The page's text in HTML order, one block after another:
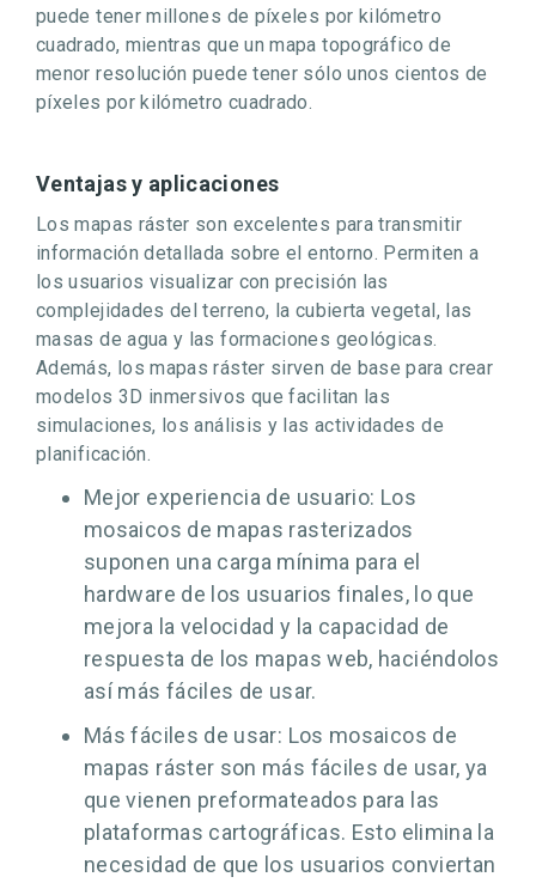
puede tener millones de píxeles por kilómetro
cuadrado, mientras que un mapa topográfico de
menor resolución puede tener sólo unos cientos de
píxeles por kilómetro cuadrado.
Ventajas y aplicaciones
Los mapas ráster son excelentes para transmitir
información detallada sobre el entorno. Permiten a
los usuarios visualizar con precisión las
complejidades del terreno, la cubierta vegetal, las
masas de agua y las formaciones geológicas.
Además, los mapas ráster sirven de base para crear
modelos 3D inmersivos que facilitan las
simulaciones, los análisis y las actividades de
planificación.
Mejor experiencia de usuario: Los
mosaicos de mapas rasterizados
suponen una carga mínima para el
hardware de los usuarios finales, lo que
mejora la velocidad y la capacidad de
respuesta de los mapas web, haciéndolos
así más fáciles de usar.
Más fáciles de usar: Los mosaicos de
mapas ráster son más fáciles de usar, ya
que vienen preformateados para las
plataformas cartográficas. Esto elimina la
necesidad de que los usuarios conviertan